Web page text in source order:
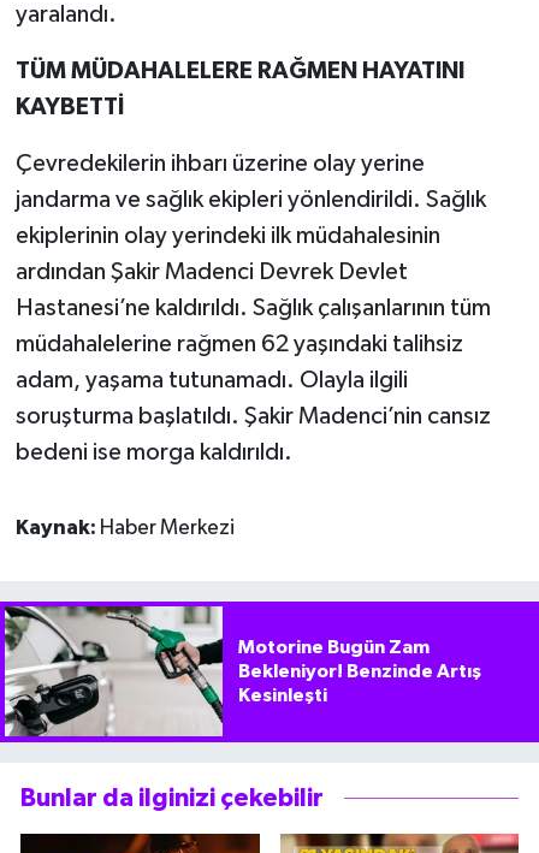
yaralandı.
TÜM MÜDAHALELERE RAĞMEN HAYATINI
KAYBETTİ
Çevredekilerin ihbarı üzerine olay yerine
jandarma ve sağlık ekipleri yönlendirildi. Sağlık
ekiplerinin olay yerindeki ilk müdahalesinin
ardından Şakir Madenci Devrek Devlet
Hastanesi’ne kaldırıldı. Sağlık çalışanlarının tüm
müdahalelerine rağmen 62 yaşındaki talihsiz
adam, yaşama tutunamadı. Olayla ilgili
soruşturma başlatıldı. Şakir Madenci’nin cansız
bedeni ise morga kaldırıldı.
Kaynak: Haber Merkezi
Motorine Bugün Zam
Bekleniyor! Benzinde Artış
Kesinleşti
Bunlar da ilginizi çekebilir